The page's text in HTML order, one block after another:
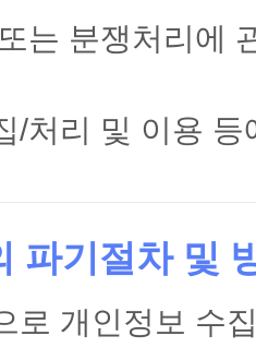
는 분쟁처리에
/처리 및 이용
파기절차 및
로 개인정보 수